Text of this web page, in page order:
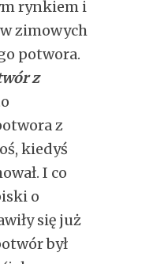
rynkiem i
zimowych
potwora.
z
z
kiedyś
I co
o
się już
był